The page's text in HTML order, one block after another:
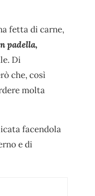
fetta di carne,
padella,
Di
che, così
molta
facendola
e di